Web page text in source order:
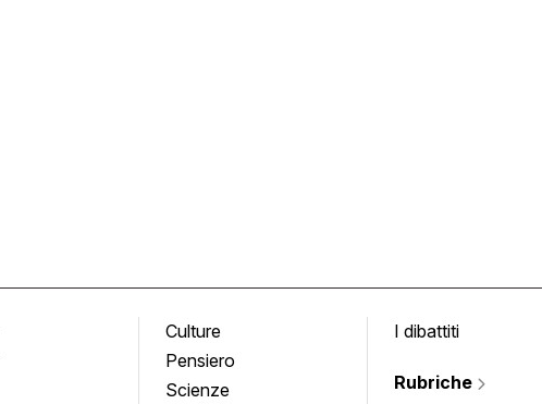
Culture
Pensiero
Scienze
I dibattiti
Rubriche